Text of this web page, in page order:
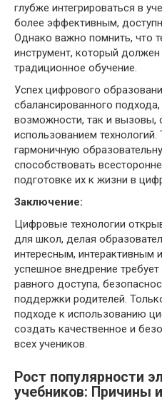
глубже интегрироваться в
более эффективным,
Однако важно помнить, что
инструмент, который
традиционное обучение.
Успех цифрового
сбалансированного
возможности, так и вызовы,
использованием
гармоничную
способствовать
подготовке их к жизни в
Заключение:
Цифровые технологии
для школ, делая
интересным, интерактивным
успешное внедрение
равного доступа,
поддержки родителей.
подходе к использованию
создать качественное и
всех учеников.
Рост популярности
учебников: Причины